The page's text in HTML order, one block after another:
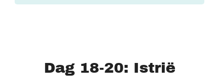
Dag 18-20: Istrië